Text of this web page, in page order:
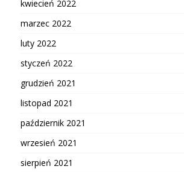
kwiecień 2022
marzec 2022
luty 2022
styczeń 2022
grudzień 2021
listopad 2021
październik 2021
wrzesień 2021
sierpień 2021